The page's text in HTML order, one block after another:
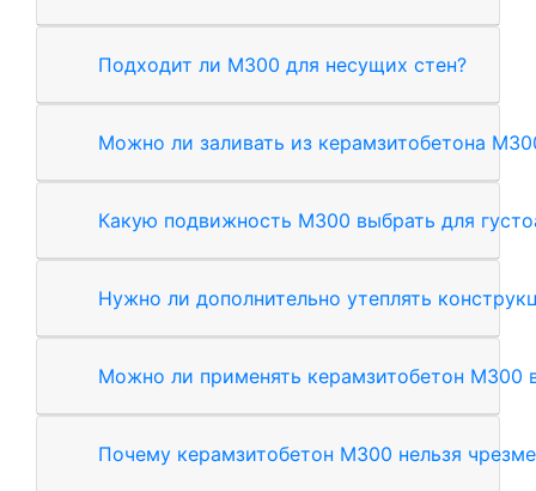
Подходит ли М300 для несущих стен?
Можно ли заливать из керамзитобетона
Какую подвижность М300 выбрать для
Нужно ли дополнительно утеплять
Можно ли применять керамзитобетон М300
Почему керамзитобетон М300 нельзя